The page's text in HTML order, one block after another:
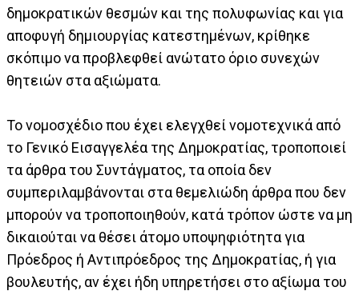
δημοκρατικών θεσμών και της πολυφωνίας και για
αποφυγή δημιουργίας κατεστημένων, κρίθηκε
σκόπιμο να προβλεφθεί ανώτατο όριο συνεχών
θητειών στα αξιώματα.
Το νομοσχέδιο που έχει ελεγχθεί νομοτεχνικά από
το Γενικό Εισαγγελέα της Δημοκρατίας, τροποποιεί
τα άρθρα του Συντάγματος, τα οποία δεν
συμπεριλαμβάνονται στα θεμελιώδη άρθρα που δεν
μπορούν να τροποποιηθούν, κατά τρόπον ώστε να μη
δικαιούται να θέσει άτομο υποψηφιότητα για
Πρόεδρος ή Αντιπρόεδρος της Δημοκρατίας, ή για
βουλευτής, αν έχει ήδη υπηρετήσει στο αξίωμα του